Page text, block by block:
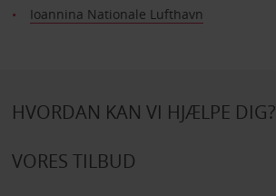
Ioannina Nationale Lufthavn
HVORDAN KAN VI HJÆLPE DIG?
VORES TILBUD